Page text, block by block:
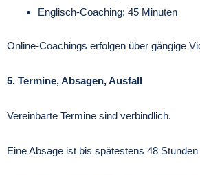
Englisch-Coaching: 45 Minuten
Online-Coachings erfolgen über gängige
5. Termine, Absagen, Ausfall
Vereinbarte Termine sind verbindlich.
Eine Absage ist bis spätestens 48